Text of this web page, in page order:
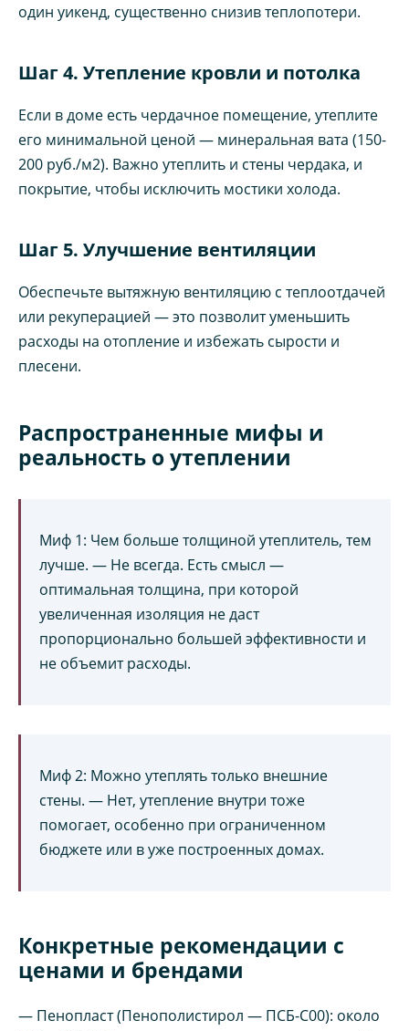
один уикенд, существенно снизив теплопотери.
Шаг 4. Утепление кровли и потолка
Если в доме есть чердачное помещение, утеплите
его минимальной ценой — минеральная вата (150-
200 руб./м2). Важно утеплить и стены чердака, и
покрытие, чтобы исключить мостики холода.
Шаг 5. Улучшение вентиляции
Обеспечьте вытяжную вентиляцию с теплоотдачей
или рекуперацией — это позволит уменьшить
расходы на отопление и избежать сырости и
плесени.
Распространенные мифы и
реальность о утеплении
Миф 1: Чем больше толщиной утеплитель, тем
лучше. — Не всегда. Есть смысл —
оптимальная толщина, при которой
увеличенная изоляция не даст
пропорционально большей эффективности и
не объемит расходы.
Миф 2: Можно утеплять только внешние
стены. — Нет, утепление внутри тоже
помогает, особенно при ограниченном
бюджете или в уже построенных домах.
Конкретные рекомендации с
ценами и брендами
— Пенопласт (Пенополистирол — ПСБ-С00): около